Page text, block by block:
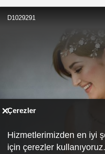
D1029291
Çerezler
Hizmetlerimizden en iyi
için çerezler